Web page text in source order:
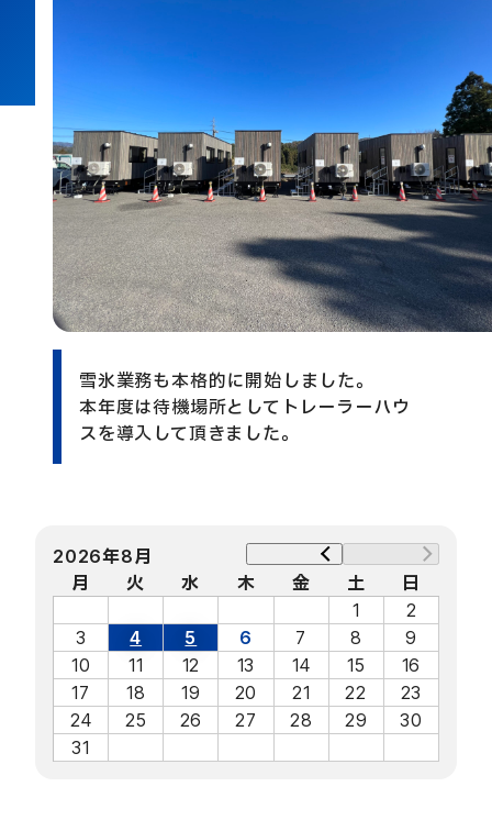
2026年8月
月
火 水 木 金 土
日
1
2
3
4 5 6 7 8
9
10
11 12 13 14 15
16
17
18 19 20 21 22
23
24
25 26 27 28 29
30
31
雪氷業務も本格的に開始しました。
本年度は待機場所としてトレーラーハウ
スを導入して頂きました。